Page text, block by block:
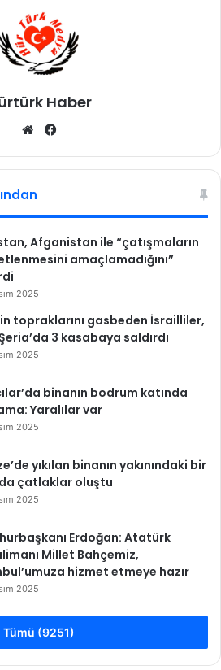
Haber
We
sit bo
Afganistan ile “çatışmaların
amaçlamadığını”
2025
topraklarını gasbeden İsrailliler,
3 kasabaya saldırdı
2025
binanın bodrum katında
Yaralılar var
2025
yıkılan binanın yakınındaki bir
çatlaklar oluştu
2025
Erdoğan: Atatürk
Millet Bahçemiz,
hizmet etmeye hazır
2025
Tümü (9251)